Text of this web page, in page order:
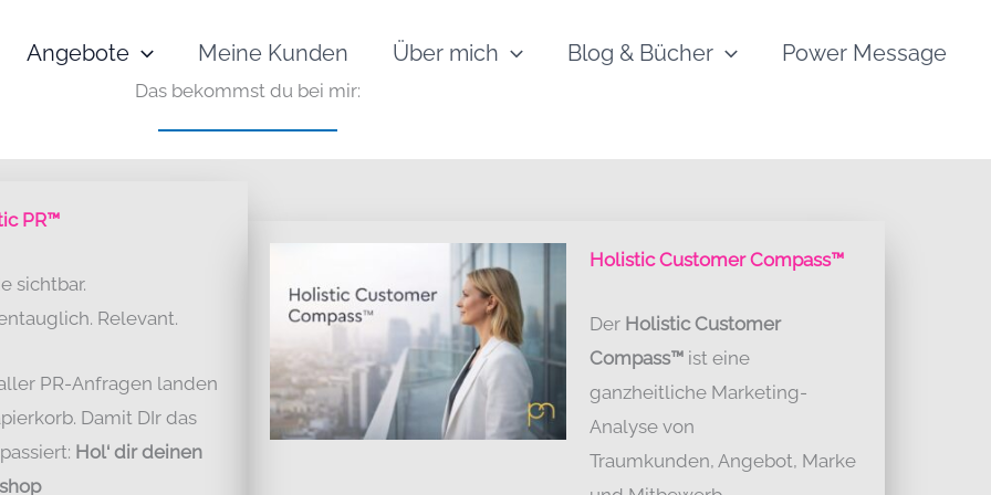
Angebote Meine Kunden Über mich Blog & Bücher Power Message
Das bekommst du bei mir:
PR™
sichtbar.
Relevant.
PR-Anfragen landen
Damit DIr das
Hol‘ dir deinen
Holistic Customer Compass™
Der Holistic Customer
Compass™ ist eine
ganzheitliche Marketing-
Analyse von
Traumkunden, Angebot, Marke